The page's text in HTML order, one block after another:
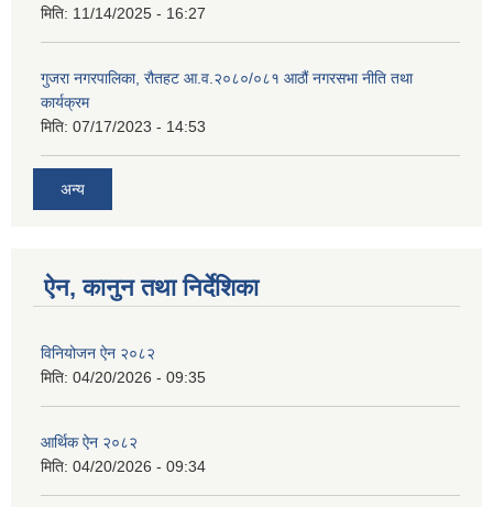
मिति: 11/14/2025 - 16:27
गुजरा नगरपालिका, रौतहट आ.व.२०८०/०८१ आठौं नगरसभा नीति तथा
कार्यक्रम
मिति: 07/17/2023 - 14:53
अन्य
ऐन, कानुन तथा निर्देशिका
विनियोजन ऐन २०८२
मिति: 04/20/2026 - 09:35
आर्थिक ऐन २०८२
मिति: 04/20/2026 - 09:34